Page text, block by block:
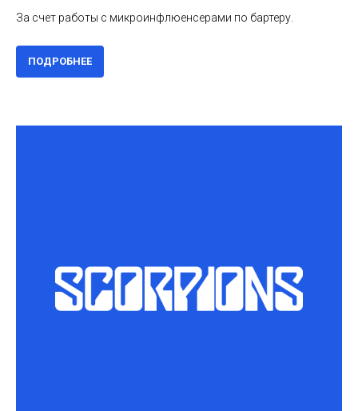
За счет работы с микроинфлюенсерами по бартеру.
ПОДРОБНЕЕ